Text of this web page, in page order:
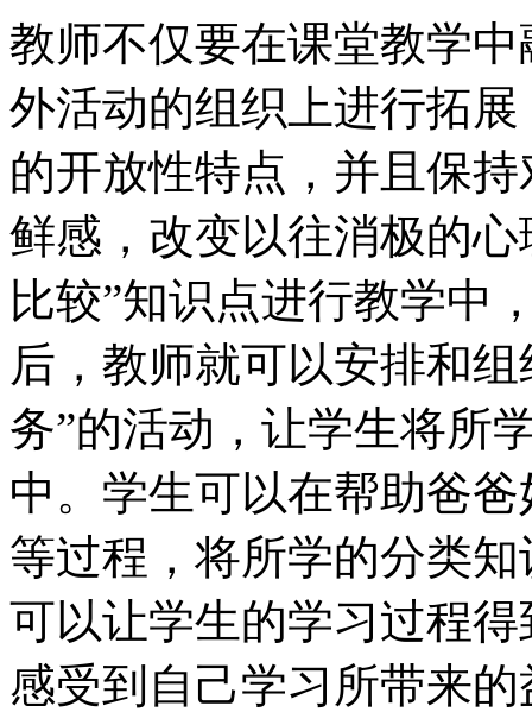
教师不仅要在课堂教学
外活动的组织上进行拓
的开放性特点，并且保
鲜感，改变以往消极的
比较”知识点进行教学中
后，教师就可以安排和
务”的活动，让学生将所
中。学生可以在帮助爸
等过程，将所学的分类
可以让学生的学习过程
感受到自己学习所带来